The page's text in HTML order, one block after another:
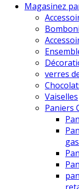
Magasinez
verres
Vaiselles
Paniers